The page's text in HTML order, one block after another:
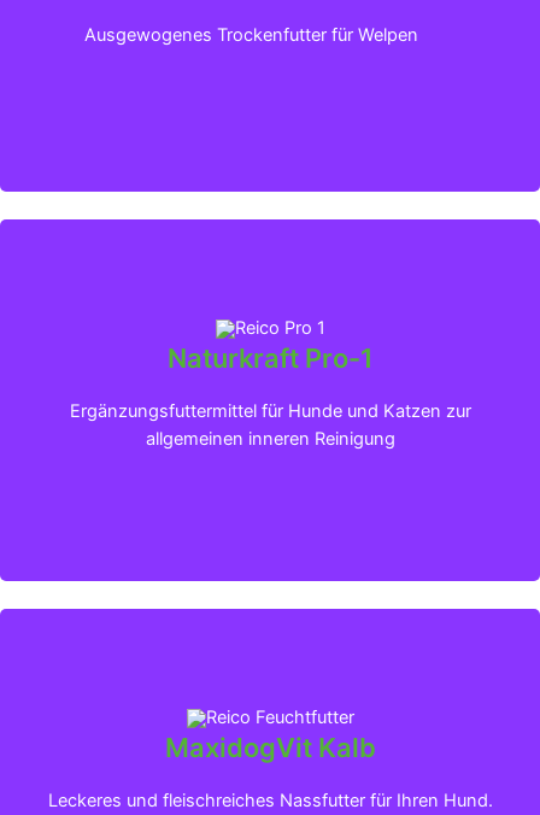
Ausgewogenes Trockenfutter für Welpen
Naturkraft Pro-1
Ergänzungsfuttermittel für Hunde und Katzen zur
allgemeinen inneren Reinigung
Klicken für mehr Infos
MaxidogVit Kalb
Leckeres und fleischreiches Nassfutter für Ihren Hund.
Klicken für mehr Infos